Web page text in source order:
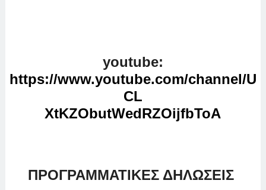
youtube:
https://www.youtube.com/channel/U
CL
XtKZObutWedRZOijfbToA
ΠΡΟΓΡΑΜΜΑΤΙΚΕΣ ΔΗΛΩΣΕΙΣ